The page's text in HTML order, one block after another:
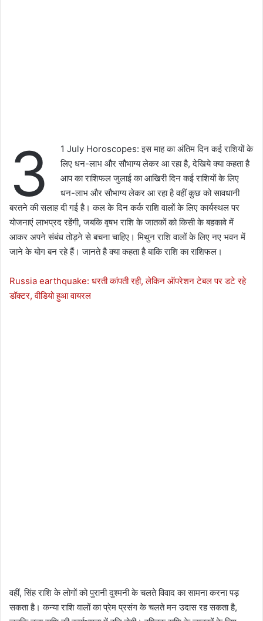
3
1 July Horoscopes: इस माह का अंतिम दिन कई राशियों के
लिए धन-लाभ और सौभाग्य लेकर आ रहा है, देखिये क्या कहता है
आप का राशिफल जुलाई का आखिरी दिन कई राशियों के लिए
धन-लाभ और सौभाग्य लेकर आ रहा है वहीं कुछ को सावधानी
बरतने की सलाह दी गई है। कल के दिन कर्क राशि वालों के लिए कार्यस्थल पर
योजनाएं लाभप्रद रहेंगी, जबकि वृषभ राशि के जातकों को किसी के बहकावे में
आकर अपने संबंध तोड़ने से बचना चाहिए। मिथुन राशि वालों के लिए नए भवन में
जाने के योग बन रहे हैं। जानते है क्या कहता है बाकि राशि का राशिफल।
Russia earthquake: धरती कांपती रही, लेकिन ऑपरेशन टेबल पर डटे रहे
डॉक्टर, वीडियो हुआ वायरल
वहीं, सिंह राशि के लोगों को पुरानी दुश्मनी के चलते विवाद का सामना करना पड़
सकता है। कन्या राशि वालों का प्रेम प्रसंग के चलते मन उदास रह सकता है,